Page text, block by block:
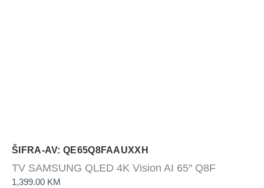
ŠIFRA-AV: QE65Q8FAAUXXH
TV SAMSUNG QLED 4K Vision AI 65″ Q8F
1,399.00 KM